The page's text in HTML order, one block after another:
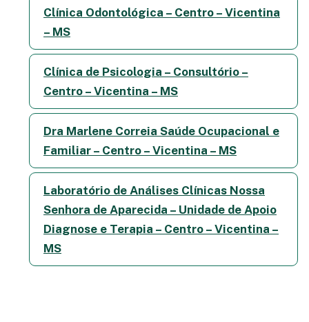
Clínica Odontológica – Centro – Vicentina
– MS
Clínica de Psicologia – Consultório –
Centro – Vicentina – MS
Dra Marlene Correia Saúde Ocupacional e
Familiar – Centro – Vicentina – MS
Laboratório de Análises Clínicas Nossa
Senhora de Aparecida – Unidade de Apoio
Diagnose e Terapia – Centro – Vicentina –
MS